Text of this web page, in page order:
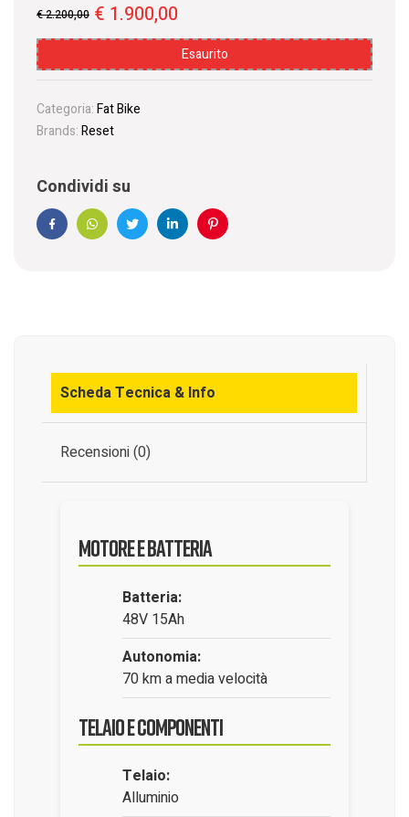
€2.200,00 € 1.900,00
Esaurito
Categoria:Fat Bike
Brands:Reset
Condividi su
FacebookWhatsAppTwitterLinkedinPinterest
Scheda Tecnica & Info
Recensioni (0)
Motore e Batteria
Batteria:
48V 15Ah
Autonomia:
70 km a media velocità
Telaio e Componenti
Telaio:
Alluminio